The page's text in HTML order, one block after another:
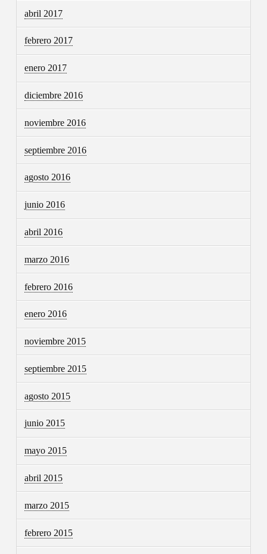
abril 2017
febrero 2017
enero 2017
diciembre 2016
noviembre 2016
septiembre 2016
agosto 2016
junio 2016
abril 2016
marzo 2016
febrero 2016
enero 2016
noviembre 2015
septiembre 2015
agosto 2015
junio 2015
mayo 2015
abril 2015
marzo 2015
febrero 2015